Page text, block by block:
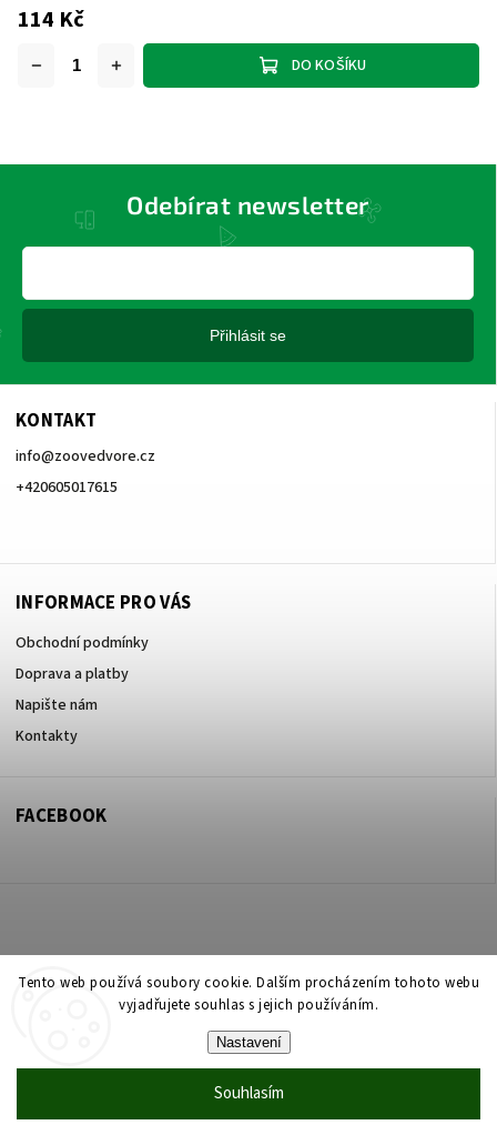
Tento web používá soubory cookie. Dalším procházením tohoto webu
vyjadřujete souhlas s jejich používáním.
Nastavení
Souhlasím
114 Kč
DO KOŠÍKU
KONTAKT
info@zoovedvore.cz
+420605017615
INFORMACE PRO VÁS
Obchodní podmínky
Doprava a platby
Napište nám
Kontakty
Odebírat newsletter
Přihlásit se
FACEBOOK
Vytvořil Shoptet
Copyright 2026 ZOO ve dvoře Praha 5. Všechna práva vyhrazena.
Upravit nastavení cookies
Shoptet| Design